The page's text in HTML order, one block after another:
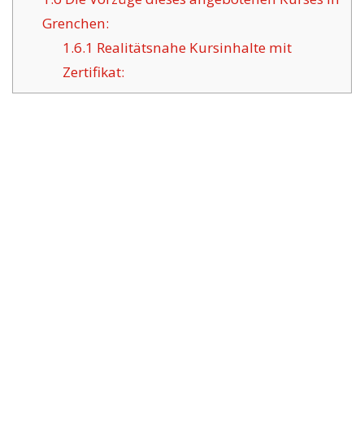
Grenchen:
1.6.1 Realitätsnahe Kursinhalte mit
Zertifikat: